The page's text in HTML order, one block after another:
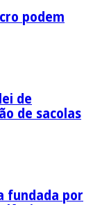
podem
de
de sacolas
fundada por